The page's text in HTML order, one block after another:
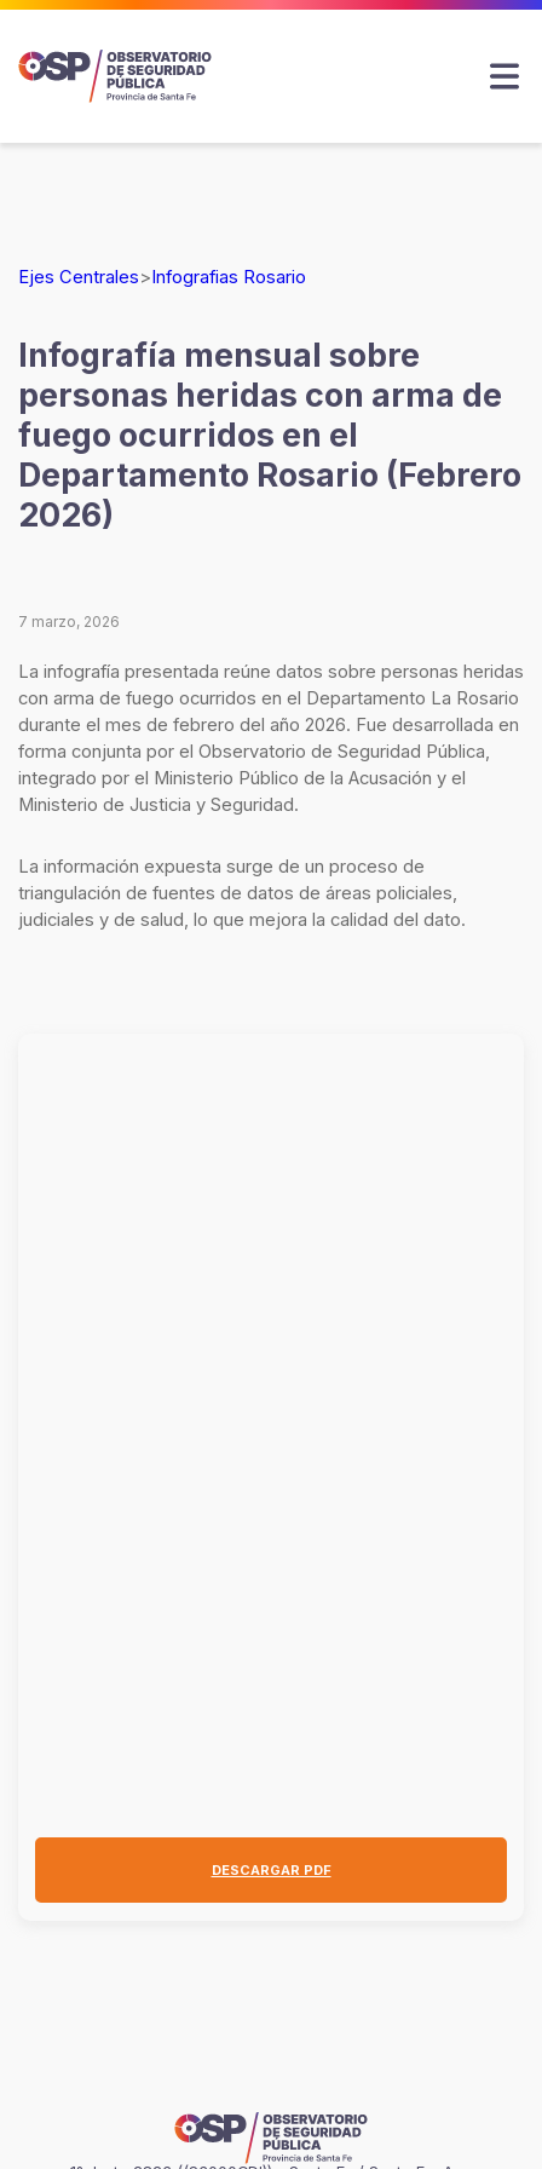
Ejes Centrales>Infografias Rosario
Infografía mensual sobre
personas heridas con arma de
fuego ocurridos en el
Departamento Rosario (Febrero
2026)
7 marzo, 2026
La infografía presentada reúne datos sobre personas heridas
con arma de fuego ocurridos en el Departamento La Rosario
durante el mes de febrero del año 2026. Fue desarrollada en
forma conjunta por el Observatorio de Seguridad Pública,
integrado por el Ministerio Público de la Acusación y el
Ministerio de Justicia y Seguridad.
La información expuesta surge de un proceso de
triangulación de fuentes de datos de áreas policiales,
judiciales y de salud, lo que mejora la calidad del dato.
DESCARGAR PDF